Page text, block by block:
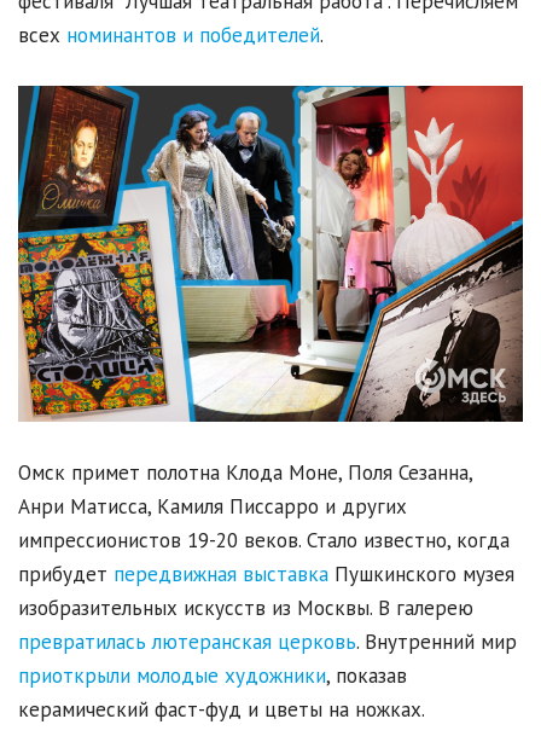
всех номинантов и победителей.
Омск примет полотна Клода Моне, Поля Сезанна,
Анри Матисса, Камиля Писсарро и других
импрессионистов 19-20 веков. Стало известно, когда
прибудет передвижная выставка Пушкинского музея
изобразительных искусств из Москвы. В галерею
превратилась лютеранская церковь. Внутренний мир
приоткрыли молодые художники, показав
керамический фаст-фуд и цветы на ножках.